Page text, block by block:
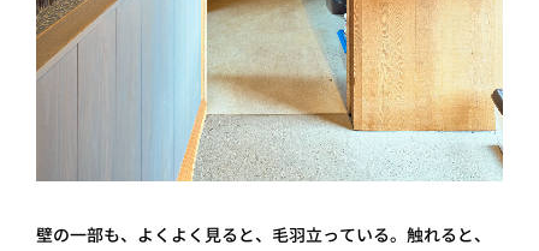
壁の一部も、よくよく見ると、毛羽立っている。触れると、